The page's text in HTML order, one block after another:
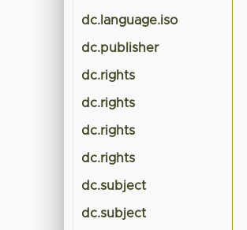
dc.language.iso
dc.publisher
dc.rights
dc.rights
dc.rights
dc.rights
dc.subject
dc.subject